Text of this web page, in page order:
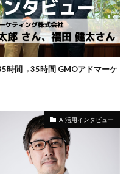
時間→35時間 GMOアドマーケ
AI活用インタビュー